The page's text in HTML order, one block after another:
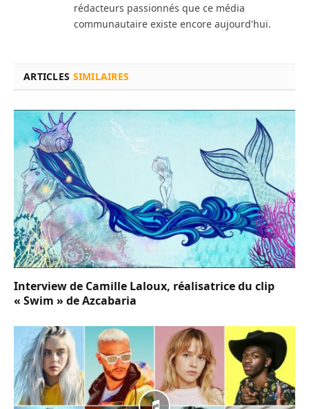
rédacteurs passionnés que ce média
communautaire existe encore aujourd'hui.
ARTICLES SIMILAIRES
Interview de Camille Laloux, réalisatrice du clip
« Swim » de Azcabaria